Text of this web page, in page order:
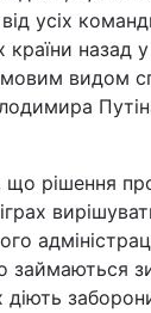
усіх
назад
видом
що рішення
займаються
діють